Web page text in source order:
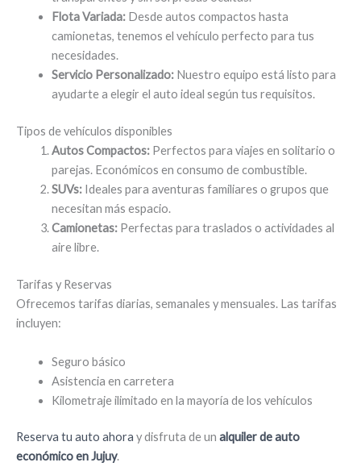
Flota Variada:Desde autos compactos hasta
camionetas, tenemos el vehículo perfecto para tus
necesidades.
Servicio Personalizado:Nuestro equipo está listo para
ayudarte a elegir el auto ideal según tus requisitos.
Tipos de vehículos disponibles
Autos Compactos:Perfectos para viajes en solitario o
parejas. Económicos en consumo de combustible.
SUVs:Ideales para aventuras familiares o grupos que
necesitan más espacio.
Camionetas:Perfectas para traslados o actividades al
aire libre.
Tarifas y Reservas
Ofrecemos tarifas diarias, semanales y mensuales. Las tarifas
incluyen:
Seguro básico
Asistencia en carretera
Kilometraje ilimitado en la mayoría de los vehículos
Reserva tu auto ahora y disfruta de un alquiler de auto
económico en Jujuy.